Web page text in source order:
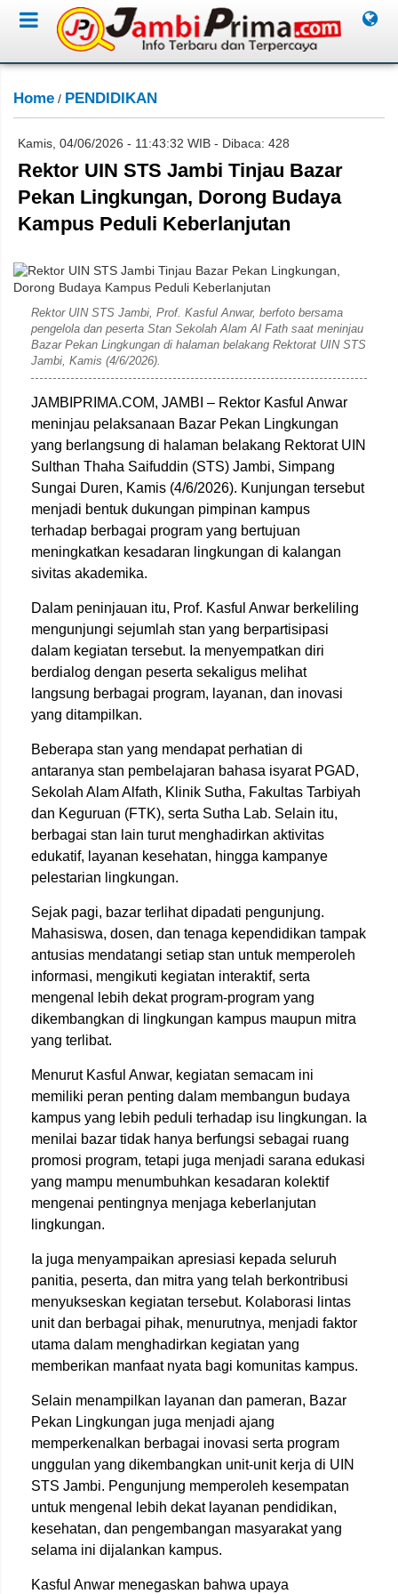
Home / PENDIDIKAN
Kamis, 04/06/2026 - 11:43:32 WIB - Dibaca: 428
Rektor UIN STS Jambi Tinjau Bazar
Pekan Lingkungan, Dorong Budaya
Kampus Peduli Keberlanjutan
Rektor UIN STS Jambi, Prof. Kasful Anwar, berfoto bersama
pengelola dan peserta Stan Sekolah Alam Al Fath saat meninjau
Bazar Pekan Lingkungan di halaman belakang Rektorat UIN STS
Jambi, Kamis (4/6/2026).
JAMBIPRIMA.COM, JAMBI – Rektor Kasful Anwar
meninjau pelaksanaan Bazar Pekan Lingkungan
yang berlangsung di halaman belakang Rektorat UIN
Sulthan Thaha Saifuddin (STS) Jambi, Simpang
Sungai Duren, Kamis (4/6/2026). Kunjungan tersebut
menjadi bentuk dukungan pimpinan kampus
terhadap berbagai program yang bertujuan
meningkatkan kesadaran lingkungan di kalangan
sivitas akademika.
Dalam peninjauan itu, Prof. Kasful Anwar berkeliling
mengunjungi sejumlah stan yang berpartisipasi
dalam kegiatan tersebut. Ia menyempatkan diri
berdialog dengan peserta sekaligus melihat
langsung berbagai program, layanan, dan inovasi
yang ditampilkan.
Beberapa stan yang mendapat perhatian di
antaranya stan pembelajaran bahasa isyarat PGAD,
Sekolah Alam Alfath, Klinik Sutha, Fakultas Tarbiyah
dan Keguruan (FTK), serta Sutha Lab. Selain itu,
berbagai stan lain turut menghadirkan aktivitas
edukatif, layanan kesehatan, hingga kampanye
pelestarian lingkungan.
Sejak pagi, bazar terlihat dipadati pengunjung.
Mahasiswa, dosen, dan tenaga kependidikan tampak
antusias mendatangi setiap stan untuk memperoleh
informasi, mengikuti kegiatan interaktif, serta
mengenal lebih dekat program-program yang
dikembangkan di lingkungan kampus maupun mitra
yang terlibat.
Menurut Kasful Anwar, kegiatan semacam ini
memiliki peran penting dalam membangun budaya
kampus yang lebih peduli terhadap isu lingkungan. Ia
menilai bazar tidak hanya berfungsi sebagai ruang
promosi program, tetapi juga menjadi sarana edukasi
yang mampu menumbuhkan kesadaran kolektif
mengenai pentingnya menjaga keberlanjutan
lingkungan.
Ia juga menyampaikan apresiasi kepada seluruh
panitia, peserta, dan mitra yang telah berkontribusi
menyukseskan kegiatan tersebut. Kolaborasi lintas
unit dan berbagai pihak, menurutnya, menjadi faktor
utama dalam menghadirkan kegiatan yang
memberikan manfaat nyata bagi komunitas kampus.
Selain menampilkan layanan dan pameran, Bazar
Pekan Lingkungan juga menjadi ajang
memperkenalkan berbagai inovasi serta program
unggulan yang dikembangkan unit-unit kerja di UIN
STS Jambi. Pengunjung memperoleh kesempatan
untuk mengenal lebih dekat layanan pendidikan,
kesehatan, dan pengembangan masyarakat yang
selama ini dijalankan kampus.
Kasful Anwar menegaskan bahwa upaya